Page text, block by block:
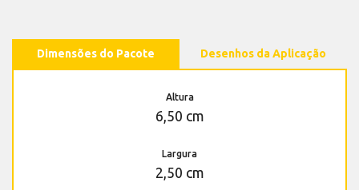
Dimensões do Pacote Desenhos da Aplicação
Altura
6,50 cm
Largura
2,50 cm